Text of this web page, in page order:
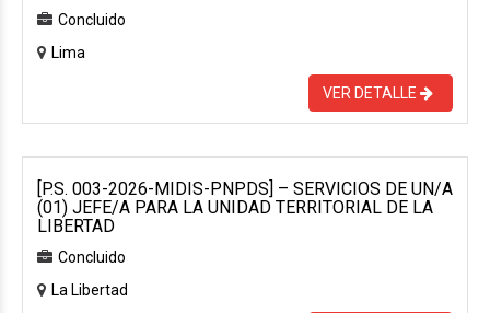
Concluido
Lima
VER DETALLE
[P.S. 003-2026-MIDIS-PNPDS] – SERVICIOS DE UN/A
(01) JEFE/A PARA LA UNIDAD TERRITORIAL DE LA
LIBERTAD
Concluido
La Libertad